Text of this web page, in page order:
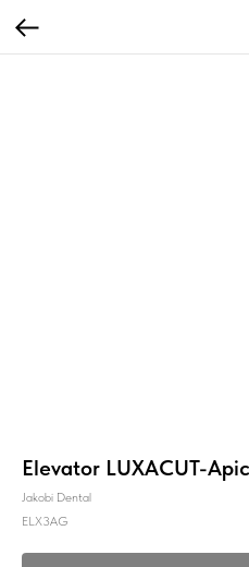
Elevator LUXACUT-
Jakobi Dental
ELX3AG